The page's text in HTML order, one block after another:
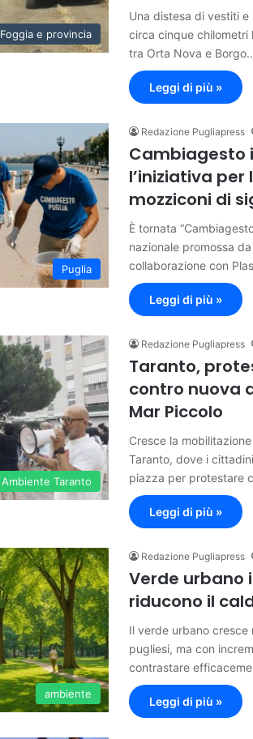
Foggia e provincia
Una distesa di vestiti
circa cinque chilometri
tra Orta Nova e
Leggi di più »
Puglia
Redazione Pugliapress
Cambiagesto
l’iniziativa
mozziconi di
È tornata
nazionale promossa
collaborazione con
Leggi di più »
Ambiente Taranto
Redazione Pugliapress
Taranto,
contro nuova
Mar Piccolo
Cresce la
Taranto, dove i
piazza per protestare
Leggi di più »
ambiente
Redazione Pugliapress
Verde urbano
riducono il
Il verde urbano
pugliesi, ma con
contrastare
Leggi di più »